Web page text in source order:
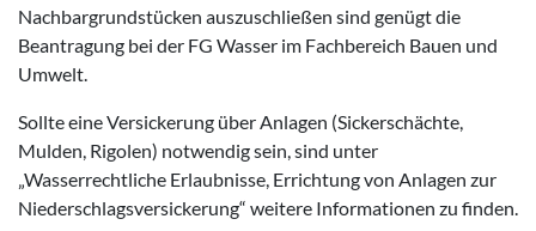
Nachbargrundstücken auszuschließen sind genügt die
Beantragung bei der FG Wasser im Fachbereich Bauen und
Umwelt.
Sollte eine Versickerung über Anlagen (Sickerschächte,
Mulden, Rigolen) notwendig sein, sind unter
„Wasserrechtliche Erlaubnisse, Errichtung von Anlagen zur
Niederschlagsversickerung“ weitere Informationen zu finden.